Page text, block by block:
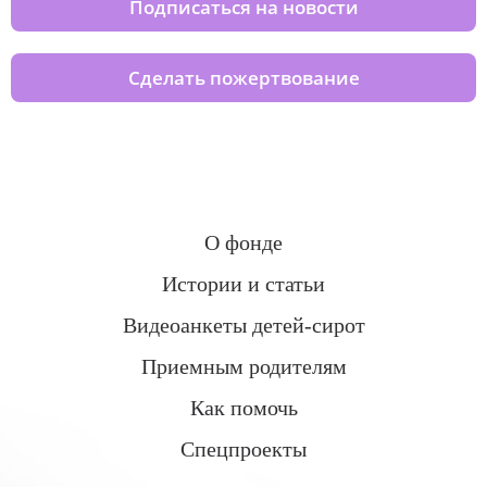
Подписаться на новости
Сделать пожертвование
О фонде
Истории и статьи
Видеоанкеты детей-сирот
Приемным родителям
Как помочь
Спецпроекты